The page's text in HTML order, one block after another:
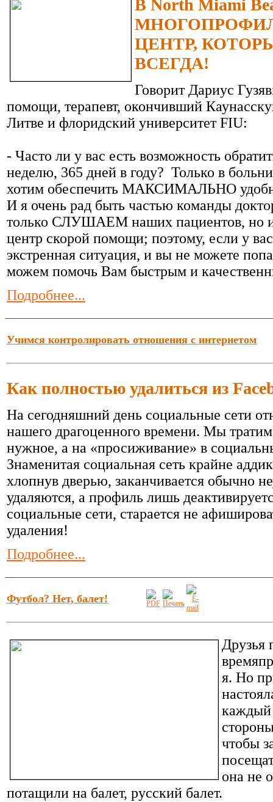
В North Miami
ЦЕНТР,
ВСЕГДА!
Говорит Дариус
помощи, терапевт, окончивший
Литве и флоридский университет FIU:
- Часто ли у вас есть возможность
неделю, 365 дней в году? Только в
хотим обеспечить МАКСИМАЛЬНО
И я очень рад быть частью команды
только СЛУШАЕМ наших пациентов, но
центр скорой помощи; поэтому, если у
экстренная ситуация, и вы не можете
можем помочь Вам быстрым и
Подробнее...
Учимся контролировать отношения с интернетом
Как полностью удалиться из
На сегодняшний день социальные сети
нашего драгоценного времени. Мы
нужное, а на «просиживание» в
Знаменитая социальная сеть крайне
хлопнув дверью, заканчивается обычно
удаляются, а профиль лишь
социальные сети, старается не
удаления!
Подробнее...
Футбол? Нет, балет!
Друзья
я. Но
каждый
чтобы
она не
потащили на балет, русский балет.